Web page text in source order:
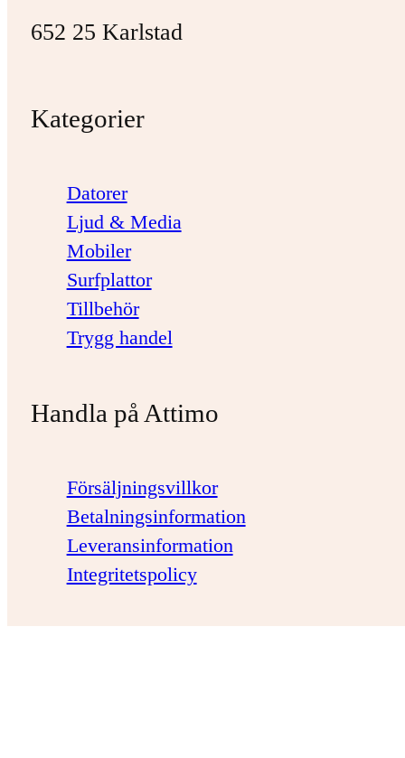
652 25 Karlstad
Kategorier
Datorer
Ljud & Media
Mobiler
Surfplattor
Tillbehör
Trygg handel
Handla på Attimo
Försäljningsvillkor
Betalningsinformation
Leveransinformation
Integritetspolicy